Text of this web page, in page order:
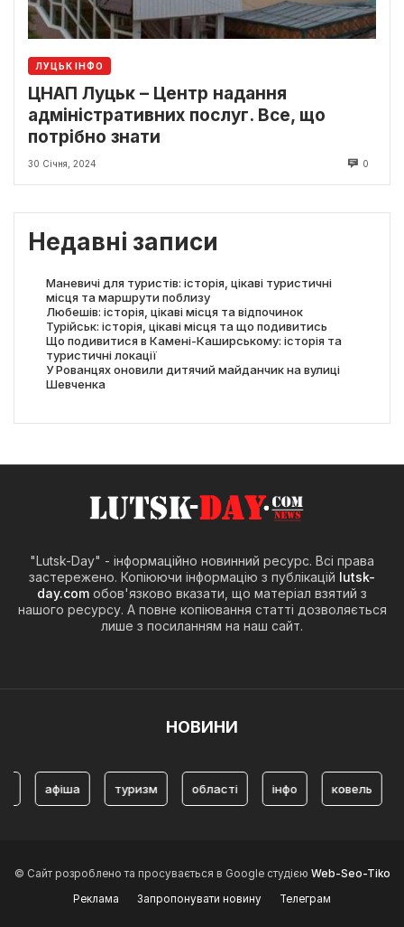
ЛУЦЬК ІНФО
ЦНАП Луцьк – Центр надання
адміністративних послуг. Все, що
потрібно знати
30 Січня, 2024 0
Недавні записи
Маневичі для туристів: історія, цікаві туристичні
місця та маршрути поблизу
Любешів: історія, цікаві місця та відпочинок
Турійськ: історія, цікаві місця та що подивитись
Що подивитися в Камені-Каширському: історія та
туристичні локації
У Рованцях оновили дитячий майданчик на вулиці
Шевченка
"Lutsk-Day" - інформаційно новинний ресурс. Всі права
застережено. Копіюючи інформацію з публікацій lutsk-
day.com обов'язково вказати, що матеріал взятий з
нашого ресурсу. А повне копіювання статті дозволяється
лише з посиланням на наш сайт.
НОВИНИ
туризм області інфо ковель історія
© Сайт розроблено та просувається в Google студією Web-Seo-Tiko
Реклама
Запропонувати новину Телеграм